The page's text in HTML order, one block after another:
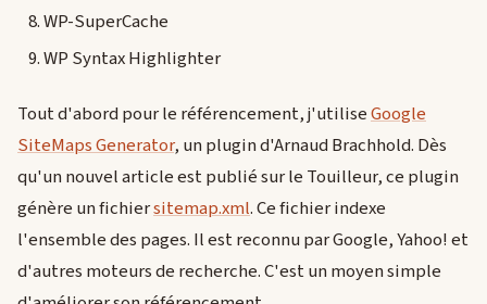
WP-SuperCache
WP Syntax Highlighter
Tout d'abord pour le référencement, j'utiliseGoogle
SiteMaps Generator, un plugin d'Arnaud Brachhold. Dès
qu'un nouvel article est publié sur le Touilleur, ce plugin
génère un fichiersitemap.xml. Ce fichier indexe
l'ensemble des pages. Il est reconnu par Google, Yahoo! et
d'autres moteurs de recherche. C'est un moyen simple